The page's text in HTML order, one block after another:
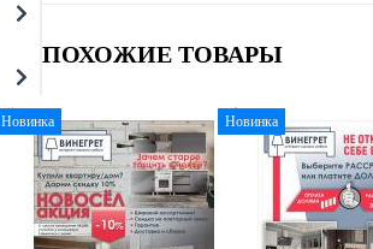
ПОХОЖИЕ ТОВАРЫ
Новинка Новинка